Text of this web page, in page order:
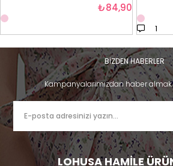
₺84,90
1
BİZDEN HABERLER
Kampanyalarımızdan haber almak
LOHUSA HAMİLE